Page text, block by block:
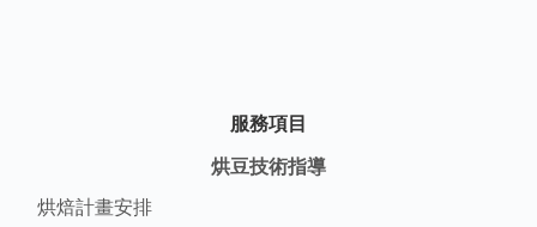
服務項目
烘豆技術指導
烘焙計畫安排